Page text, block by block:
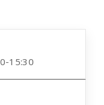
15:30